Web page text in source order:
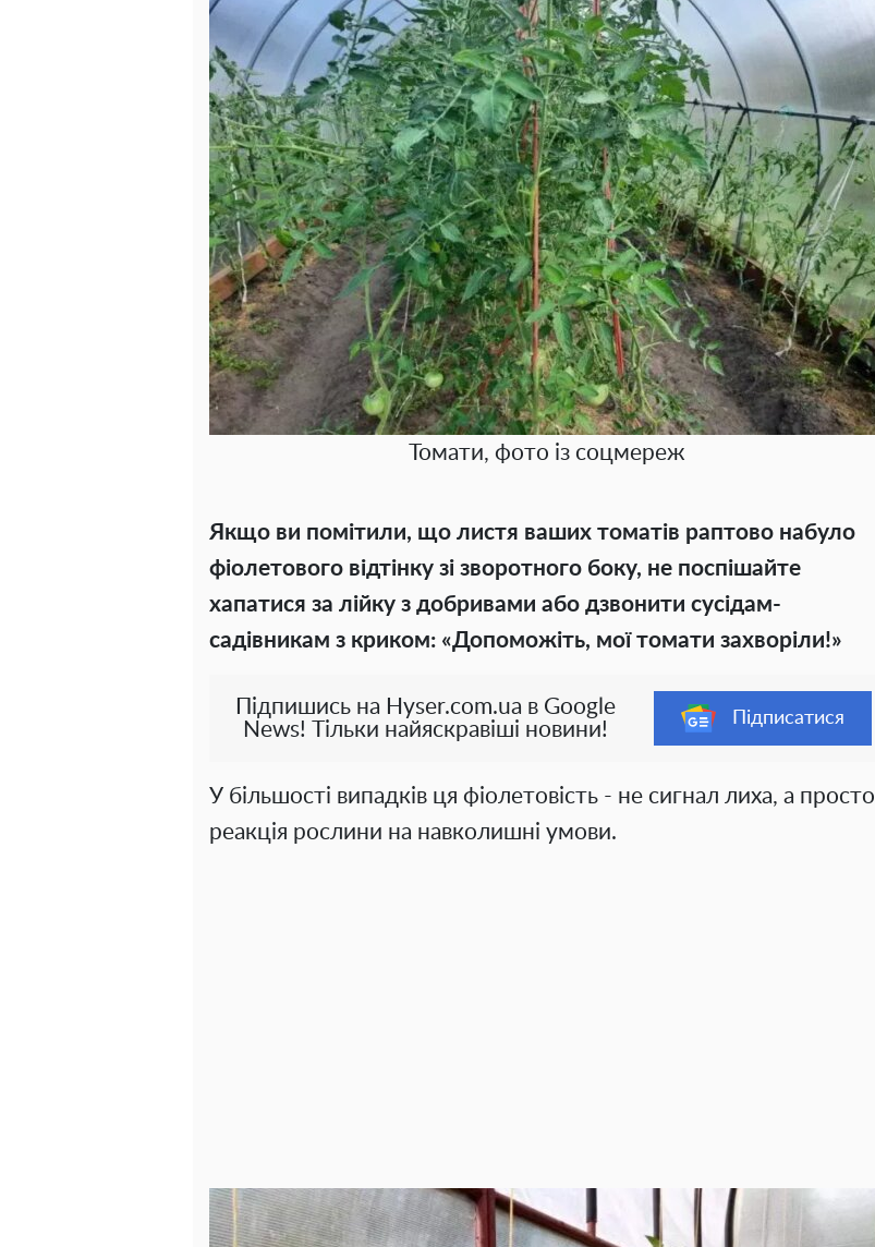
Томати, фото із соцмереж
Якщо ви помітили, що листя ваших томатів раптово набуло
фіолетового відтінку зі зворотного боку, не поспішайте
хапатися за лійку з добривами або дзвонити сусідам-
садівникам з криком: «Допоможіть, мої томати захворіли!»
Підпишись на Hyser.com.ua в Google
News! Тільки найяскравіші новини!
Підписатися
У більшості випадків ця фіолетовість - не сигнал лиха, а просто
реакція рослини на навколишні умови.